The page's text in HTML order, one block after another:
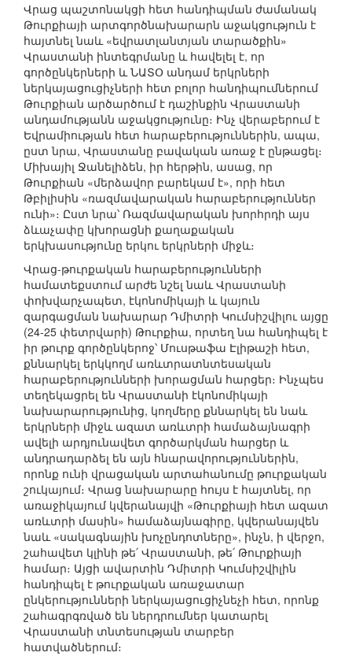
Վրաց պաշտոնակցի հետ հանդիպման ժամանակ
Թուրքիայի արտգործնախարարն աջակցություն է
հայտնել նաև «եվրատլանտյան տարածքին»
Վրաստանի ինտեգրմանը և հավելել է, որ
գործընկերների և ՆԱՏՕ անդամ երկրների
ներկայացուցիչների հետ բոլոր հանդիպումներում
Թուրքիան արծարծում է դաշինքին Վրաստանի
անդամությանն աջակցությունը։ Ինչ վերաբերում է
Եվրամիության հետ հարաբերություններին, ապա,
ըստ նրա, Վրաստանը բավական առաջ է ընթացել։
Միխայիլ Ջանելիձեն, իր հերթին, ասաց, որ
Թուրքիան «մերձավոր բարեկամ է», որի հետ
Թբիլիսին «ռազմավարական հարաբերություններ
ունի»։ Ըստ նրա՝ Ռազմավարական խորհրդի այս
ձևաչափը կխորացնի քաղաքական
երկխասությունը երկու երկրների միջև։
Վրաց-թուրքական հարաբերությունների
համատեքստում արժե նշել նաև Վրաստանի
փոխվարչապետ, էկոնոմիկայի և կայուն
զարգացման նախարար Դմիտրի Կումսիշվիլու այցը
(24-25 փետրվարի) Թուրքիա, որտեղ նա հանդիպել է
իր թուրք գործընկերոջ՝ Մուսթաֆա Էլիթաշի հետ,
քննարկել երկկողմ առևտրատնտեսական
հարաբերությունների խորացման հարցեր։ Ինչպես
տեղեկացրել են Վրաստանի էկոնոմիկայի
նախարարությունից, կողմերը քննարկել են նաև
երկրների միջև ազատ առևտրի համաձայնագրի
ավելի արդյունավետ գործարկման հարցեր և
անդրադարձել են այն հնարավորություններին,
որոնք ունի վրացական արտահանումը թուրքական
շուկայում։ Վրաց նախարարը հույս է հայտնել, որ
առաջիկայում կվերանայվի «Թուրքիայի հետ ազատ
առևտրի մասին» համաձայնագիրը, կվերանայվեն
նաև «սակագնային խոչընդոտները», ինչն, ի վերջո,
շահավետ կլինի թե՛ Վրաստանի, թե՛ Թուրքիայի
համար։ Այցի ավարտին Դմիտրի Կումսիշվիլին
հանդիպել է թուրքական առաջատար
ընկերությունների ներկայացուցիչնեչի հետ, որոնք
շահագրգռված են ներդրումներ կատարել
Վրաստանի տնտեսության տարբեր
հատվածներում։